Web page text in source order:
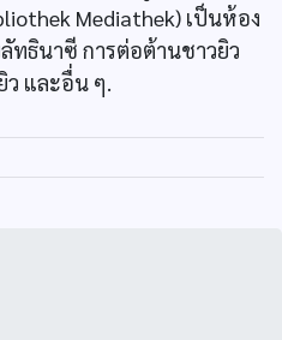
Mediathek) เป็นห้อง
ทธินาซี การต่อต้านชาวยิว
ว และอื่น ๆ.